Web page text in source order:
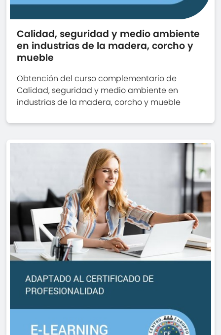
Calidad, seguridad y medio ambiente
en industrias de la madera, corcho y
mueble
Obtención del curso complementario de
Calidad, seguridad y medio ambiente en
industrias de la madera, corcho y mueble